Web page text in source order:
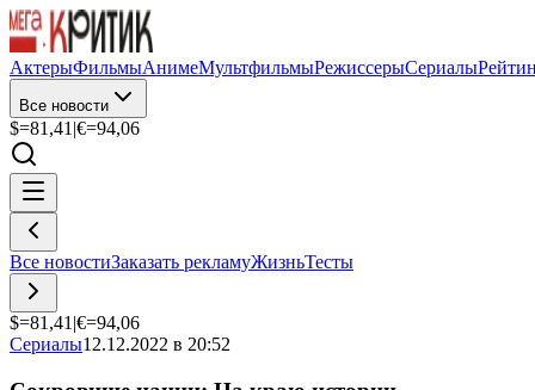
АктерыФильмыАнимеМультфильмыРежиссерыСериалы
Все новости
$=81,41 |€=94,06
Все новостиЗаказать рекламуЖизньТесты
$=81,41 |€=94,06
Сериалы12.12.2022 в 20:52